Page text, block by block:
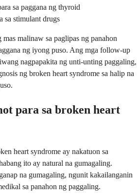
sa paggana ng thyroid
sa stimulant drugs
malinaw sa paglipas ng panahon
ng iyong puso. Ang mga follow-up
nagpapakita ng unti-unting paggaling,
ng broken heart syndrome sa halip na
para sa broken heart
heart syndrome ay nakatuon sa
ito ay natural na gumagaling.
na gumagaling, ngunit kakailanganin
sa panahon ng paggaling.